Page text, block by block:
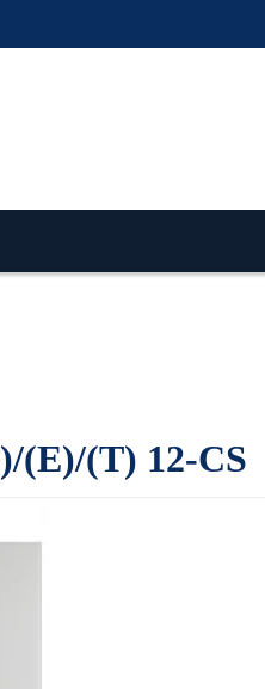
(E)/(T) 12-CS